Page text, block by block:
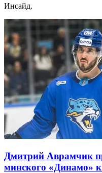
Инсайд.
Дмитрий Аврамчик
минского «Динамо»